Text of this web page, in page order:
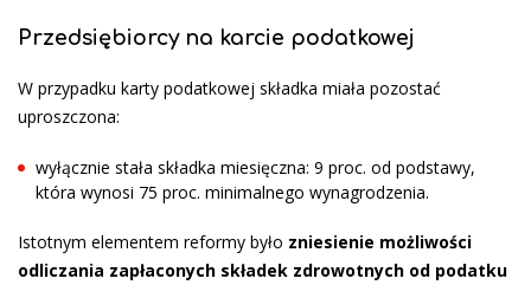
Przedsiębiorcy na karcie podatkowej
W przypadku karty podatkowej składka miała pozostać
uproszczona:
wyłącznie stała składka miesięczna: 9 proc. od podstawy,
która wynosi 75 proc. minimalnego wynagrodzenia.
Istotnym elementem reformy było zniesienie możliwości
odliczania zapłaconych składek zdrowotnych od podatku